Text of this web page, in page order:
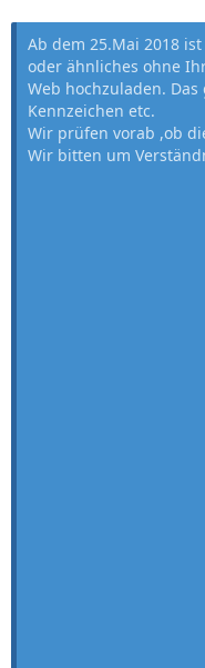
Ab dem 25.Mai 2018
oder ähnliches ohne
Web hochzuladen.
Kennzeichen etc.
Wir prüfen vorab ,ob
Wir bitten um